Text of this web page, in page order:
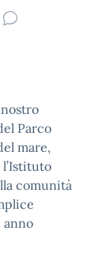
Parco
mare,
comunità
anno